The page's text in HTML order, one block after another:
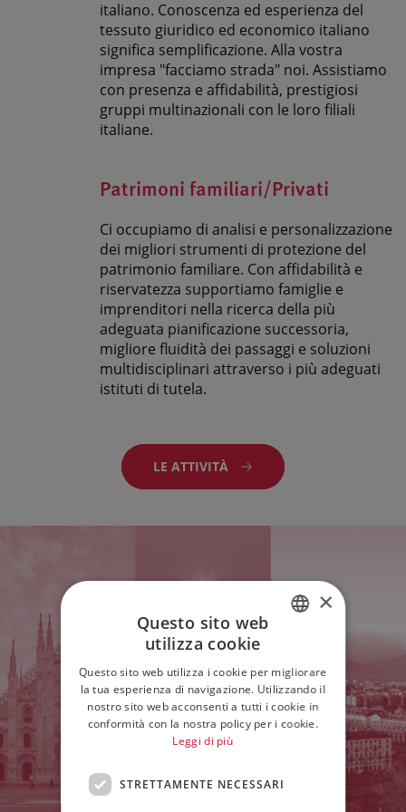
italiano. Conoscenza ed esperienza del
tessuto giuridico ed economico italiano
significa semplificazione. Alla vostra
impresa "facciamo strada" noi. Assistiamo
con presenza e affidabilità, prestigiosi
gruppi multinazionali con le loro filiali
italiane.
Patrimoni familiari/Privati
Ci occupiamo di analisi e personalizzazione
dei migliori strumenti di protezione del
patrimonio familiare. Con affidabilità e
riservatezza supportiamo famiglie e
imprenditori nella ricerca della più
adeguata pianificazione successoria,
migliore fluidità dei passaggi e soluzioni
multidisciplinari attraverso i più adeguati
istituti di tutela.
LE ATTIVITÀ
ENGLISH
×
Questo sito web
utilizza cookie
Questo sito web utilizza i cookie per migliorare
la tua esperienza di navigazione. Utilizzando il
nostro sito web acconsenti a tutti i cookie in
conformità con la nostra policy per i cookie.
Leggi di più
STRETTAMENTE NECESSARI